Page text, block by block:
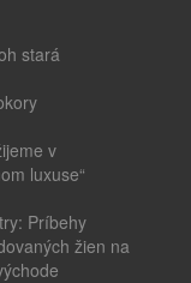
stará
v
luxuse“
Príbehy
žien na